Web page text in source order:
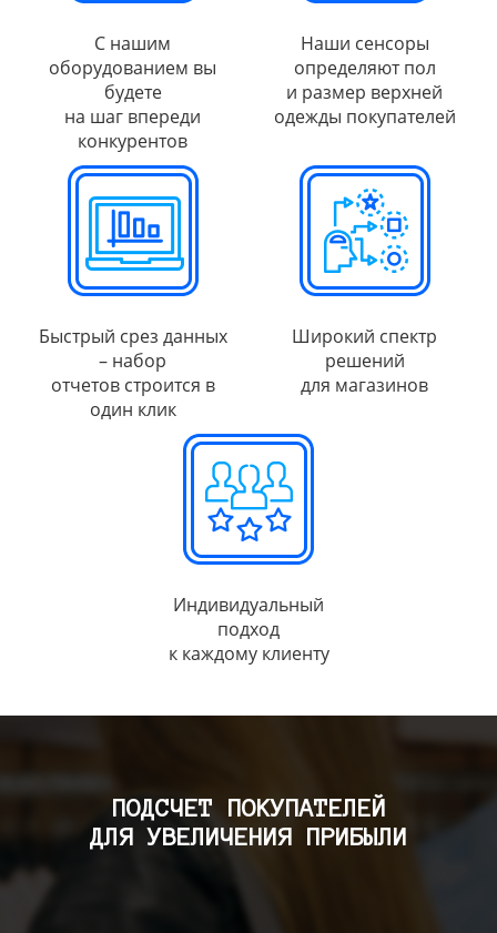
С нашим
оборудованием вы
будете
на шаг впереди
конкурентов
Наши сенсоры
определяют пол
и размер верхней
одежды покупателей
Быстрый срез данных
– набор
отчетов строится в
один клик
Широкий спектр
решений
для магазинов
Индивидуальный
подход
к каждому клиенту
ПОДСЧЕТ ПОКУПАТЕЛЕЙ
ДЛЯ УВЕЛИЧЕНИЯ ПРИБЫЛИ